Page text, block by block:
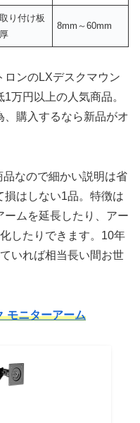
取り付け板
厚
8mm～60mm
ロンのLXデスクマウン
万円以上の人気商品。
、購入するなら新品がオ
なので細かい説明は省
はしない1品。特徴は
ームを延長したり、アー
したりできます。10年
いれば相当長い間お世
モニターアーム